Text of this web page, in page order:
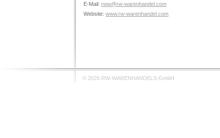
E-Mail: rww@rw-warenhandel.com
Website: www.rw-warenhandel.com
© 2026 RW-WARENHANDELS-GmbH